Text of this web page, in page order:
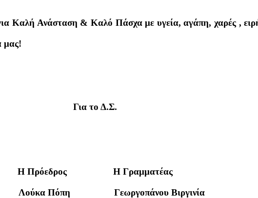
Καλή Ανάσταση & Καλό Πάσχα με υγεία, αγάπη, χαρές ,
μας!
Για το Δ.Σ.
Η Πρόεδρος Η Γραμματέας
Πόπη Γεωργοπάνου Βιργινία